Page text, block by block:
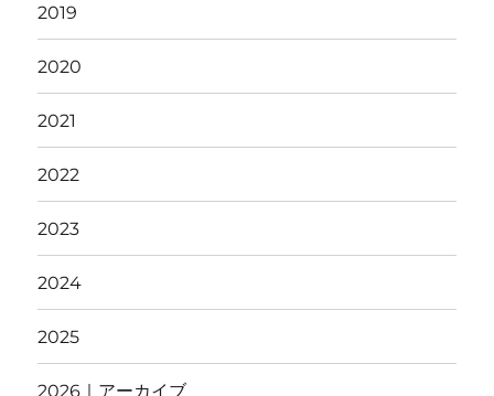
2019
2020
2021
2022
2023
2024
2025
2026｜アーカイブ